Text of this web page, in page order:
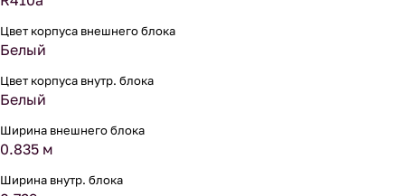
Цвет корпуса внешнего блока
Белый
Цвет корпуса внутр. блока
Белый
Ширина внешнего блока
0.835 м
Ширина внутр. блока